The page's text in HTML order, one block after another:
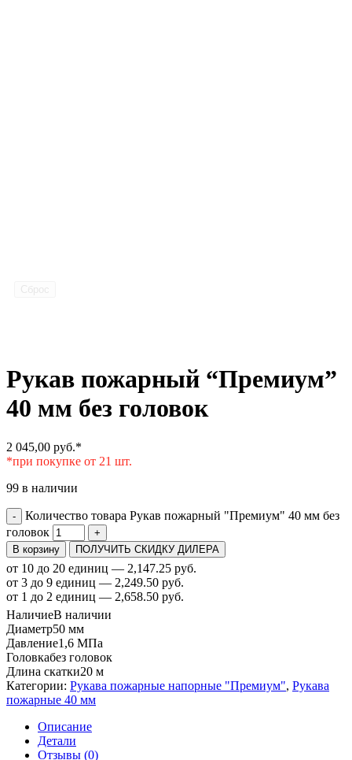
Рукав пожарный “Премиум”
40 мм без головок
2 045,00 руб.*
*при покупке от 21 шт.
99 в наличии
-
Количество товара Рукав пожарный "Премиум" 40 мм без
головок
+
В корзину
ПОЛУЧИТЬ СКИДКУ ДИЛЕРА
от 10 до 20 единиц — 2,147.25 руб.
от 3 до 9 единиц — 2,249.50 руб.
от 1 до 2 единиц — 2,658.50 руб.
НаличиеВ наличии
Диаметр50 мм
Давление1,6 МПа
Головкабез головок
Длина скатки20 м
Категории: Рукава пожарные напорные "Премиум", Рукава
пожарные 40 мм
Описание
Детали
Отзывы (0)